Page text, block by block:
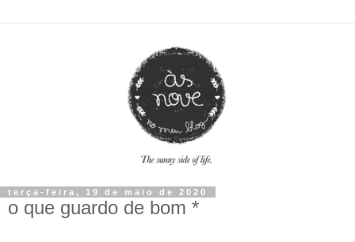
terça-feira, 19 de maio de 2020
o que guardo de bom *